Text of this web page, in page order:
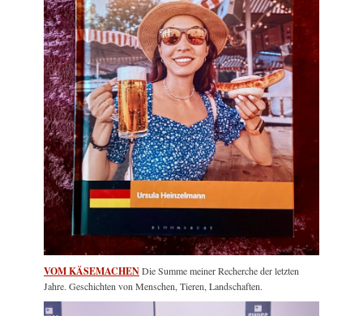
VOM KÄSEMACHENDie Summe meiner Recherche der letzten
Jahre. Geschichten von Menschen, Tieren, Landschaften.